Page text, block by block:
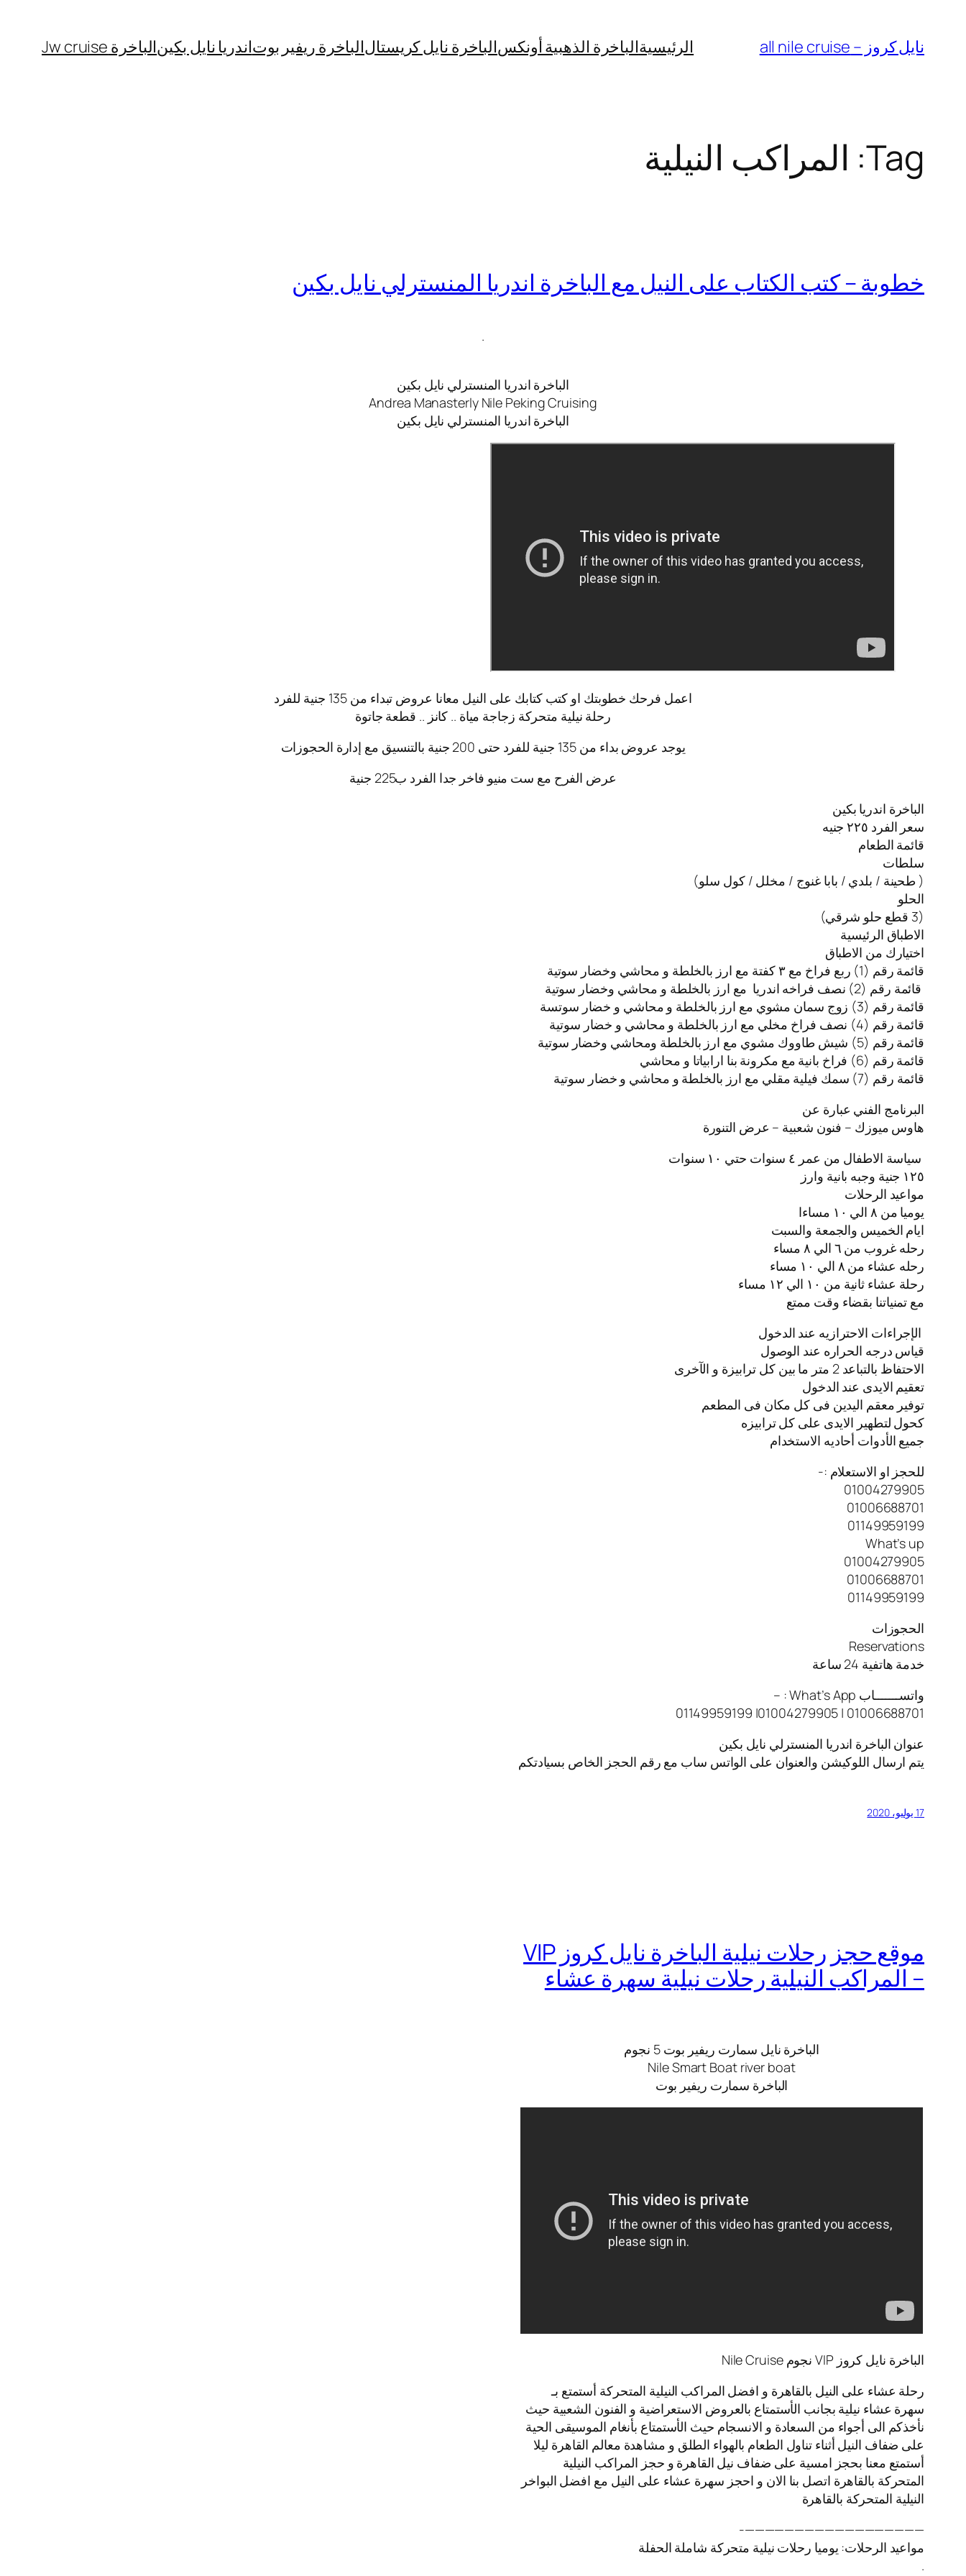
content
نايل كروز – all nile cruise الرئيسيةالباخرة الذهبية أونكسالباخرة نايل كريستالالباخرة ريفير بوتاندريا نايل بكينالباخرة Jw cruise
Tag: المراكب النيلية
خطوبة – كتب الكتاب على النيل مع الباخرة اندريا المنسترلي نايل بكين
.
الباخرة اندريا المنسترلي نايل بكين
Andrea Manasterly Nile Peking Cruising
الباخرة اندريا المنسترلي نايل بكين
اعمل فرحك خطوبتك او كتب كتابك على النيل معانا عروض تبداء من 135 جنية للفرد
رحلة نيلية متحركة زجاجة مياة .. كانز .. قطعة جاتوة
يوجد عروض بداء من 135 جنية للفرد حتى 200 جنية بالتنسيق مع إدارة الحجوزات
عرض الفرح مع ست منيو فاخر جدا الفرد ب225 جنية
الباخرة اندريا بكين ⁦
سعر الفرد ٢٢٥ جنيه
قائمة الطعام
سلطات
( طحينة / بلدي / بابا غنوج / مخلل / كول سلو)
الحلو
(3 قطع حلو شرقي)
الاطباق الرئيسية
اختيارك من الاطباق
قائمة رقم (1) ⁩ربع فراخ مع ٣ كفتة مع ارز بالخلطة و محاشي وخضار سوتية
⁩ قائمة رقم (2) نصف فراخه اندريا مع ارز بالخلطة و محاشي وخضار سوتية
قائمة رقم (3) زوج سمان مشوي مع ارز بالخلطة و محاشي و خضار سوتسة
قائمة رقم (4) نصف فراخ مخلي مع ارز بالخلطة و محاشي و خضار سوتية
قائمة رقم (5) شيش طاووك مشوي مع ارز بالخلطة ومحاشي وخضار سوتية
قائمة رقم (6) فراخ بانية مع مكرونة بنا ارابياتا و محاشي
⁩قائمة رقم (7) سمك فيلية مقلي مع ارز بالخلطة و محاشي و خضار سوتية
البرنامج الفني عبارة عن
هاوس ميوزك – فنون شعبية – عرض التنورة
سياسة الاطفال من عمر ٤ سنوات حتي ١٠ سنوات
١٢٥ جنية وجبه بانية وارز
مواعيد الرحلات
يوميا من ٨ الي ١٠ مساءا
ايام الخميس والجمعة والسبت
⁦⁩رحله غروب من ٦ الي ٨ مساء
⁦⁩رحله عشاء من ٨ الي ١٠ مساء
⁩رحلة عشاء ثانية من ١٠ الي ١٢ مساء
مع تمنياتنا بقضاء وقت ممتع
الإجراءات الاحترازيه عند الدخول
قياس درجه الحراره عند الوصول
الاحتفاظ بالتباعد 2 متر ما بين كل ترابيزة و الآخرى
تعقيم الايدى عند الدخول
توفير معقم اليدين فى كل مكان فى المطعم
كحول لتطهير الايدى على كل ترابيزه
جميع الأدوات أحاديه الاستخدام
للحجز او الاستعلام :-
01004279905
01006688701
01149959199
What’s up
01004279905
01006688701
01149959199
الحجوزات
Reservations
خدمة هاتفية 24 ساعة
واتســـــــاب What’s App : –
01006688701 | 01004279905| 01149959199
عنوان الباخرة اندريا المنسترلي نايل بكين
يتم ارسال اللوكيشن والعنوان على الواتس ساب مع رقم الحجز الخاص بسيادتكم
17 يوليو، 2020
موقع حجز رحلات نيلية الباخرة نايل كروز VIP
– المراكب النيلية رحلات نيلية سهرة عشاء
الباخرة نايل سمارت ريفير بوت 5 نجوم
Nile Smart Boat river boat
الباخرة سمارت ريفير بوت
الباخرة نايل كروز VIP نجوم Nile Cruise
رحلة عشاء على النيل بالقاهرة و افضل المراكب النيلية المتحركة أستمتع بـ
سهرة عشاء نيلية بجانب الأستمتاع بالعروض الاستعراضية و الفنون الشعبية حيث
نأخذكم الى أجواء من السعادة و الانسجام حيث الأستمتاع بأنغام الموسيقى الحية
على ضفاف النيل أثناء تناول الطعام بالهواء الطلق و مشاهدة معالم القاهرة ليلا
أستمتع معنا بحجز امسية على ضفاف نيل القاهرة و حجز المراكب النيلية
المتحركة بالقاهرة اتصل بنا الان و احجز سهرة عشاء على النيل مع افضل البواخر
النيلية المتحركة بالقاهرة
——————————————————-
مواعيد الرحلات: يوميا رحلات نيلية متحركة شاملة الحفلة
.